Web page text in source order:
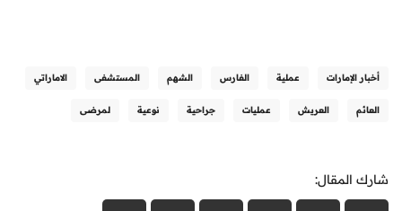
أخبار الإمارات عملية الفارس الشهم المستشفى الاماراتي
العائم العريش عمليات جراحية نوعية لمرضى
شارك المقال: